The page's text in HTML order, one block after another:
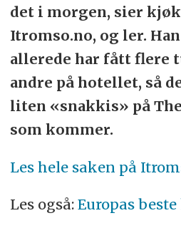
det i morgen, sier
Itromso.no, og ler.
allerede har fått flere
andre på hotellet, så
liten «snakkis» på
som kommer.
Les hele saken på
Les også:Europas